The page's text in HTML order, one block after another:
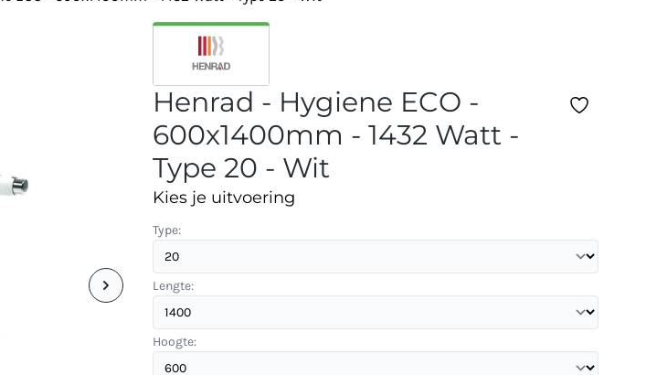
Henrad - Hygiene ECO -
600x1400mm - 1432 Watt -
Type 20 - Wit
Kies je uitvoering
Type:
Lengte:
Hoogte: